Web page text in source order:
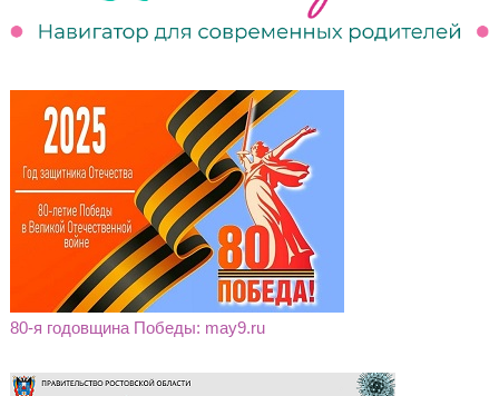
80-я годовщина Победы: may9.ru